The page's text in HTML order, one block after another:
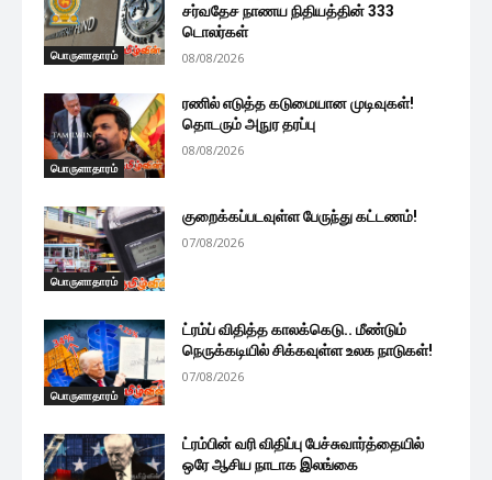
பொருளாதாரம்
சர்வதேச நாணய நிதியத்தின் 333
டொலர்கள்
08/08/2026
பொருளாதாரம்
ரணில் எடுத்த கடுமையான முடிவுகள்!
தொடரும் அநுர தரப்பு
08/08/2026
பொருளாதாரம்
குறைக்கப்படவுள்ள பேருந்து கட்டணம்!
07/08/2026
பொருளாதாரம்
ட்ரம்ப் விதித்த காலக்கெடு.. மீண்டும்
நெருக்கடியில் சிக்கவுள்ள உலக நாடுகள்!
07/08/2026
ட்ரம்பின் வரி விதிப்பு பேச்சுவார்த்தையில்
ஒரே ஆசிய நாடாக இலங்கை